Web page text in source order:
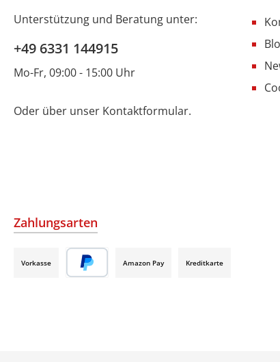
Unterstützung und Beratung unter:
+49 6331 144915
Mo-Fr, 09:00 - 15:00 Uhr
Oder über unser Kontaktformular.
Zahlungsarten
Vorkasse Amazon Pay Kreditkarte